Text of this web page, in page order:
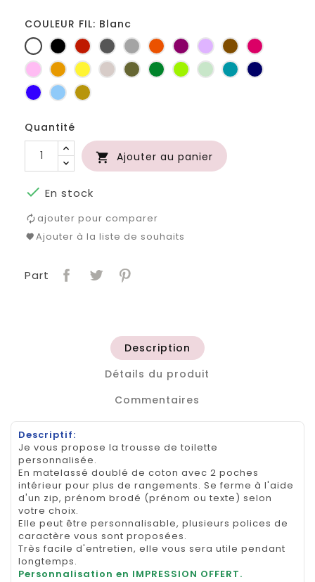
COULEUR FIL: Blanc
BlancNoir RougeGris
foncé
Gris
clair
Orange
PruneLilasMarronFuchsia
RoseJaune
d'or
jauneFicelleKaki Vert
bouteille
Anis Vert
d'eau
Turquoise
Marine
Bleu
roi
Bleu
clair
Or
Quantité
 Ajouter au panier
 En stock
ajouter pour comparer
Ajouter à la liste de souhaits
Part
Description
Détails du produit
Commentaires
Descriptif:
Je vous propose la trousse de toilette
personnalisée.
En matelassé doublé de coton avec 2 poches
intérieur pour plus de rangements. Se ferme à l'aide
d'un zip, prénom brodé (prénom ou texte) selon
votre choix.
Elle peut être personnalisable, plusieurs polices de
caractère vous sont proposées.
Très facile d'entretien, elle vous sera utile pendant
longtemps.
Personnalisation en IMPRESSION OFFERT.